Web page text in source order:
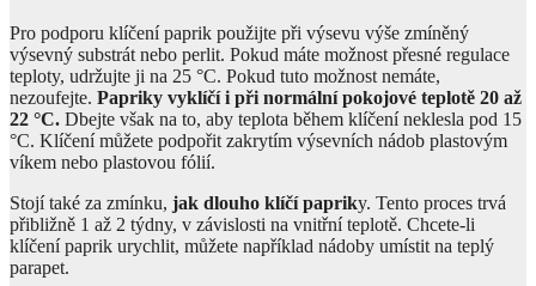
Pro podporu klíčení paprik použijte při výsevu výše zmíněný
výsevný substrát nebo perlit. Pokud máte možnost přesné regulace
teploty, udržujte ji na 25 °C. Pokud tuto možnost nemáte,
nezoufejte. Papriky vyklíčí i při normální pokojové teplotě 20 až
22 °C. Dbejte však na to, aby teplota během klíčení neklesla pod 15
°C. Klíčení můžete podpořit zakrytím výsevních nádob plastovým
víkem nebo plastovou fólií.
Stojí také za zmínku, jak dlouho klíčí papriky. Tento proces trvá
přibližně 1 až 2 týdny, v závislosti na vnitřní teplotě. Chcete-li
klíčení paprik urychlit, můžete například nádoby umístit na teplý
parapet.